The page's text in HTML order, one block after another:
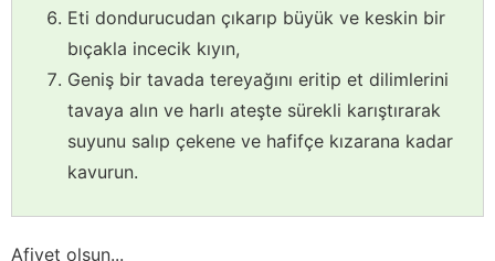
Eti dondurucudan çıkarıp büyük ve keskin bir
bıçakla incecik kıyın,
Geniş bir tavada tereyağını eritip et dilimlerini
tavaya alın ve harlı ateşte sürekli karıştırarak
suyunu salıp çekene ve hafifçe kızarana kadar
kavurun.
Afiyet olsun...